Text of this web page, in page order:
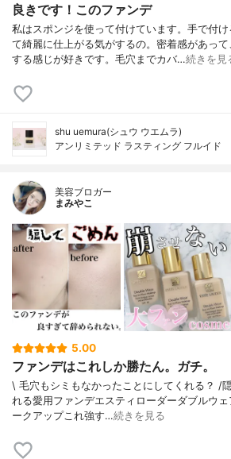
良きです！このファンデ
私はスポンジを使って付けています。手で付け
て綺麗に仕上がる気がするの。密着感があっ
する感じが好きです。毛穴までカバ…続きを見
shu uemura(シュウ ウエムラ)
アンリミテッド ラスティング フルイド
美容ブロガー
まみやこ
5.00
ファンデはこれしか勝たん。ガチ。
\ 毛穴もシミもなかったことにしてくれる？ /⁡⁡
れる愛用ファンデ⁡エスティローダーダブルウ
ークアップ⁡⁡これ強す…続きを見る